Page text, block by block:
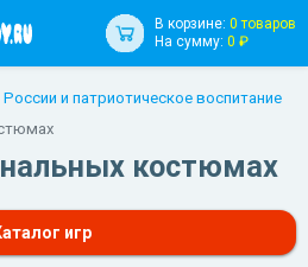
В корзине: 0 товаров
На сумму: 0 ₽
и патриотическое воспитание
костюмах
игр